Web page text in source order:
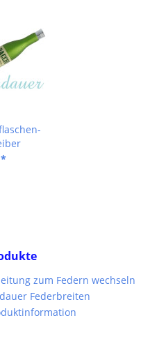
zum Federn wechseln
Federbreiten